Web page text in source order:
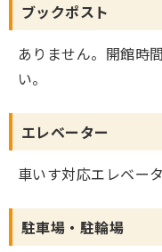
ブックポスト
ありません。開館時
い。
エレベーター
車いす対応エレベー
駐車場・駐輪場